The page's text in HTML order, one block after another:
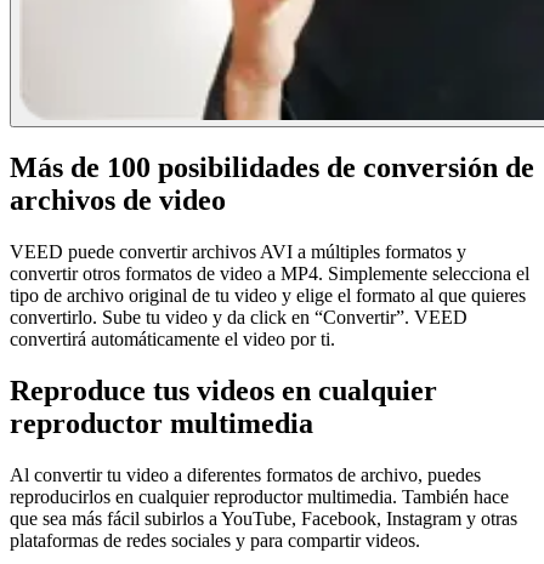
Más de 100 posibilidades de conversión de
archivos de video
VEED puede convertir archivos AVI a múltiples formatos y
convertir otros formatos de video a MP4. Simplemente selecciona el
tipo de archivo original de tu video y elige el formato al que quieres
convertirlo. Sube tu video y da click en “Convertir”. VEED
convertirá automáticamente el video por ti.
Reproduce tus videos en cualquier
reproductor multimedia
Al convertir tu video a diferentes formatos de archivo, puedes
reproducirlos en cualquier reproductor multimedia. También hace
que sea más fácil subirlos a YouTube, Facebook, Instagram y otras
plataformas de redes sociales y para compartir videos.